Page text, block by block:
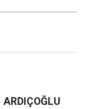
ARDIÇOĞLU